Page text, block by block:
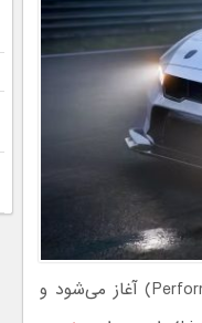
ظاهر جدید Spirit Of America با بدنه سفید عملکردی (Performance White) آغاز می‌شود و